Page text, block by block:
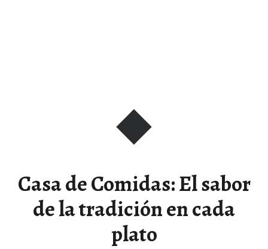
Casa de Comidas: El sabor
de la tradición en cada
plato